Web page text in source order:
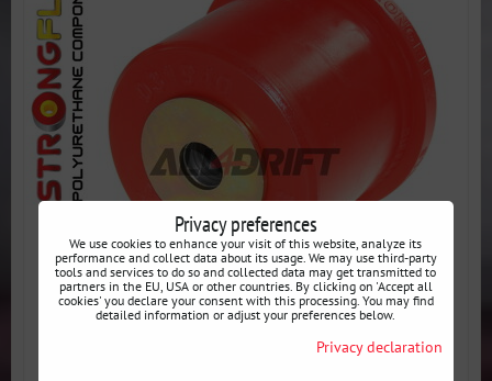
Privacy preferences
We use cookies to enhance your visit of this website, analyze its
performance and collect data about its usage. We may use third-party
tools and services to do so and collected data may get transmitted to
partners in the EU, USA or other countries. By clicking on 'Accept all
cookies' you declare your consent with this processing. You may find
detailed information or adjust your preferences below.
Privacy declaration